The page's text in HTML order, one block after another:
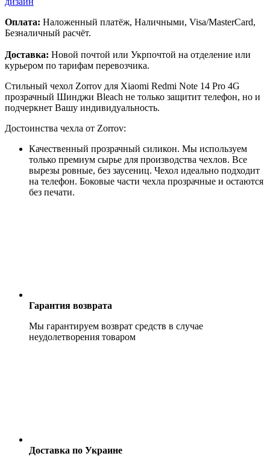
Оплата: Наложенный платёж, Наличными, Visa/MasterCard,
Безналичный расчёт.
Доставка: Новой почтой или Укрпочтой на отделение или
курьером по тарифам перевозчика.
Стильный чехол Zorrov для Xiaomi Redmi Note 14 Pro 4G
прозрачный Шинджи Bleach не только защитит телефон, но и
подчеркнет Вашу индивидуальность.
Достоинства чехла от Zorrov:
Качественный прозрачный силикон. Мы используем
только премиум сырье для производства чехлов. Все
вырезы ровные, без заусениц. Чехол идеально подходит
на телефон. Боковые части чехла прозрачные и остаются
без печати.
Гарантия возврата
Мы гарантируем возврат средств в случае
неудолетворения товаром
Доставка по Украине